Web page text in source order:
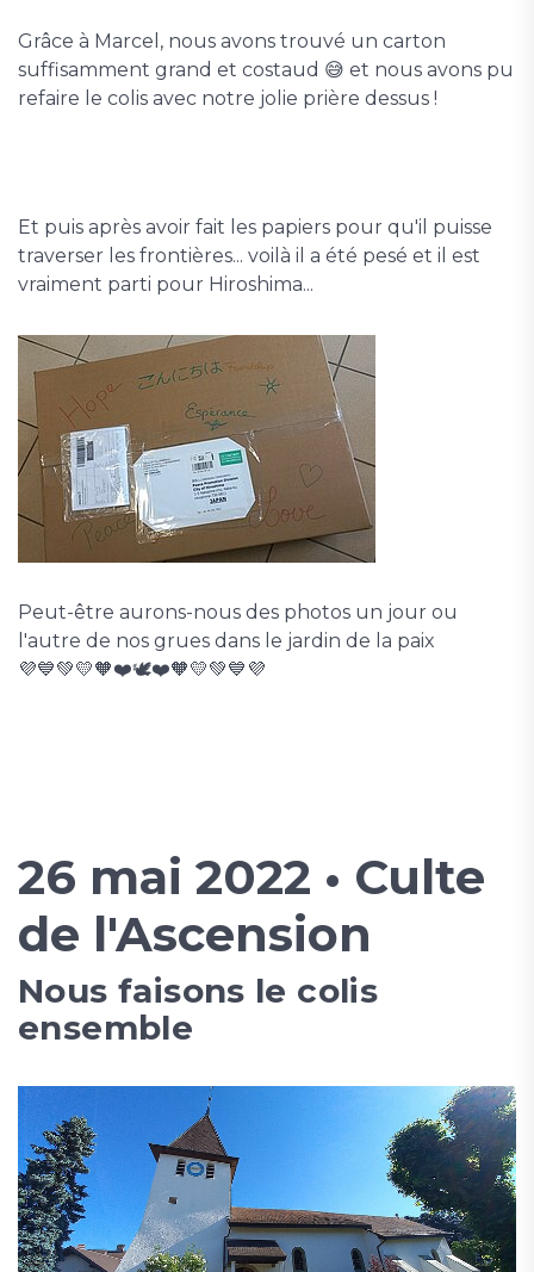
Grâce à Marcel, nous avons trouvé un carton
suffisamment grand et costaud 😅 et nous avons pu
refaire le colis avec notre jolie prière dessus !
Et puis après avoir fait les papiers pour qu'il puisse
traverser les frontières... voilà il a été pesé et il est
vraiment parti pour Hiroshima...
Peut-être aurons-nous des photos un jour ou
l'autre de nos grues dans le jardin de la paix
💜💙💚💛🧡❤️🕊️❤️🧡💛💚💙💜
26 mai 2022 • Culte
de l'Ascension
Nous faisons le colis
ensemble